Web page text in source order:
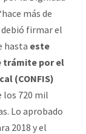
más de
debió firmar el
hasta este
trámite por el
(CONFIS)
los 720 mil
Lo aprobado
2018 y el